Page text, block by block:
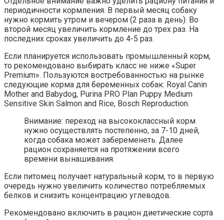
периодичности кормления. В первый месяц собаку
нужно кормить утром и вечером (2 раза в день). Во
второй месяц увеличить кормление до трех раз. На
последних сроках увеличить до 4-5 раз.
Если планируется использовать промышленный корм,
то рекомендовано выбирать класс не ниже «Super
Premium». Пользуются востребованностью на рынке
следующие корма для беременных собак: Royal Canin
Mother and Babydog, Purina PRO Plan Puppy Medium
Sensitive Skin Salmon and Rice, Bosch Reproduction.
Внимание: переход на высококлассный корм
нужно осуществлять постепенно, за 7-10 дней,
когда собака может забеременеть. Далее
рацион сохраняется на протяжении всего
времени вынашивания.
Если питомец получает натуральный корм, то в первую
очередь нужно увеличить количество потребляемых
белков и снизить концентрацию углеводов.
Рекомендовано включить в рацион диетические сорта